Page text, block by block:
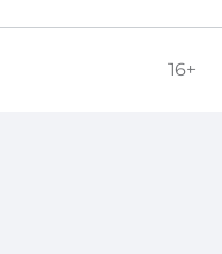
16+